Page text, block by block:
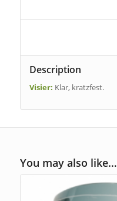
Description
Visier: Klar, kratzfest.
You may also like…